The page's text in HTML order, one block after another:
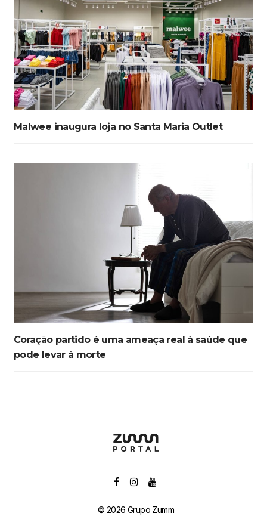
Malwee inaugura loja no Santa Maria Outlet
Coração partido é uma ameaça real à saúde que
pode levar à morte
© 2026 Grupo Zumm